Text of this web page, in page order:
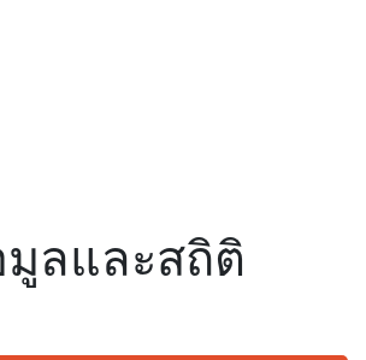
มูลและสถิติ